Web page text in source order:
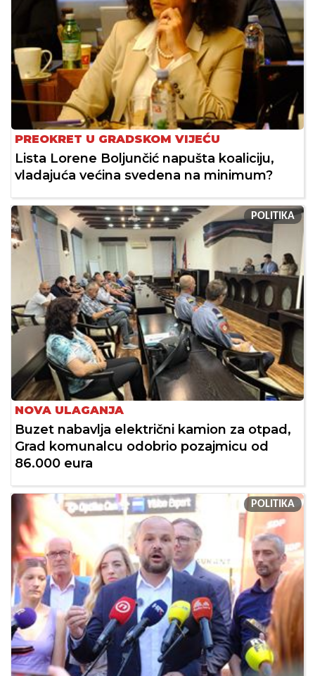
PREOKRET U GRADSKOM VIJEĆU
Lista Lorene Boljunčić napušta koaliciju,
vladajuća većina svedena na minimum?
POLITIKA
NOVA ULAGANJA
Buzet nabavlja električni kamion za otpad,
Grad komunalcu odobrio pozajmicu od
86.000 eura
POLITIKA